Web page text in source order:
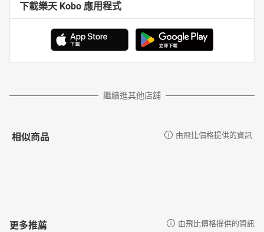
下載樂天 Kobo 應用程式
繼續逛其他店舖
相似商品 由飛比價格提供的資訊
更多推薦 由飛比價格提供的資訊